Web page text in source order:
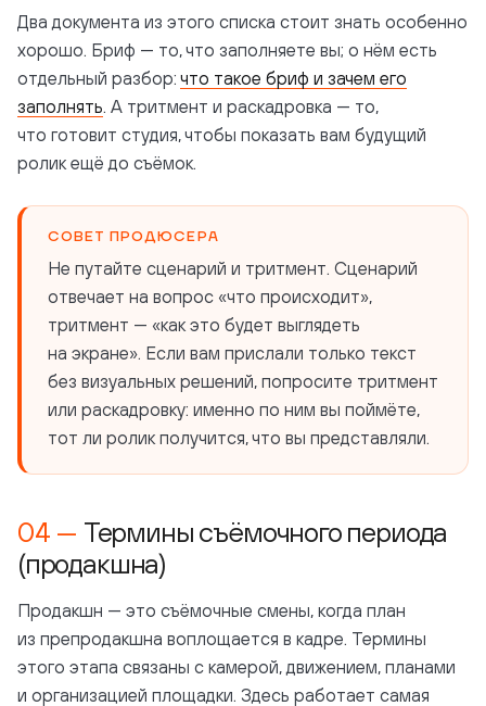
Два документа из этого списка стоит знать особенно
хорошо. Бриф — то, что заполняете вы; о нём есть
отдельный разбор: что такое бриф и зачем его
заполнять. А тритмент и раскадровка — то,
что готовит студия, чтобы показать вам будущий
ролик ещё до съёмок.
СОВЕТ ПРОДЮСЕРА
Не путайте сценарий и тритмент. Сценарий
отвечает на вопрос «что происходит»,
тритмент — «как это будет выглядеть
на экране». Если вам прислали только текст
без визуальных решений, попросите тритмент
или раскадровку: именно по ним вы поймёте,
тот ли ролик получится, что вы представляли.
Термины съёмочного периода
(продакшна)
Продакшн — это съёмочные смены, когда план
из препродакшна воплощается в кадре. Термины
этого этапа связаны с камерой, движением, планами
и организацией площадки. Здесь работает самая